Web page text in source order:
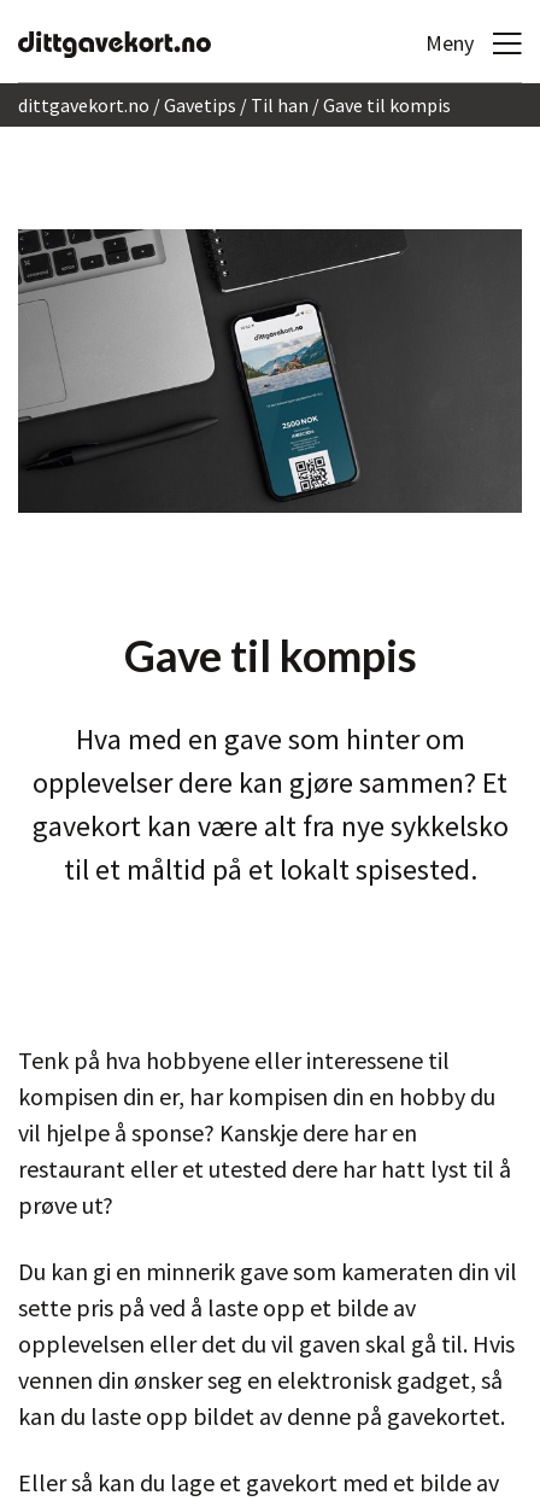
Meny
dittgavekort.no Gavetips Til han Gave til kompis
Gave til kompis
Hva med en gave som hinter om
opplevelser dere kan gjøre sammen? Et
gavekort kan være alt fra nye sykkelsko
til et måltid på et lokalt spisested.
Tenk på hva hobbyene eller interessene til
kompisen din er, har kompisen din en hobby du
vil hjelpe å sponse? Kanskje dere har en
restaurant eller et utested dere har hatt lyst til å
prøve ut?
Du kan gi en minnerik gave som kameraten din vil
sette pris på ved å laste opp et bilde av
opplevelsen eller det du vil gaven skal gå til. Hvis
vennen din ønsker seg en elektronisk gadget, så
kan du laste opp bildet av denne på gavekortet.
Eller så kan du lage et gavekort med et bilde av